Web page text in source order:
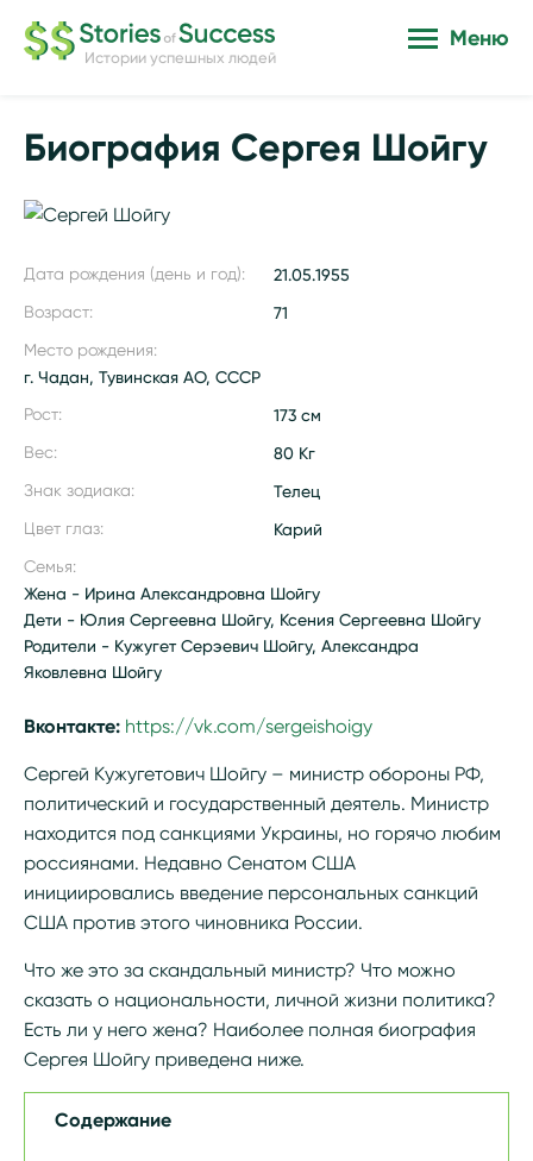
Истории успешных людей
Меню
Биография Сергея Шойгу
Дата рождения (день и год): 21.05.1955
Возраст: 71
Место рождения:
г. Чадан, Тувинская АО, СССР
Рост: 173 см
Вес: 80 Кг
Знак зодиака: Телец
Цвет глаз: Карий
Семья:
Жена - Ирина Александровна Шойгу
Дети - Юлия Сергеевна Шойгу, Ксения Сергеевна Шойгу
Родители - Кужугет Серэевич Шойгу, Александра
Яковлевна Шойгу
Вконтакте: https://vk.com/sergeishoigy
Сергей Кужугетович Шойгу – министр обороны РФ,
политический и государственный деятель. Министр
находится под санкциями Украины, но горячо любим
россиянами. Недавно Сенатом США
инициировались введение персональных санкций
США против этого чиновника России.
Что же это за скандальный министр? Что можно
сказать о национальности, личной жизни политика?
Есть ли у него жена? Наиболее полная биография
Сергея Шойгу приведена ниже.
Содержание